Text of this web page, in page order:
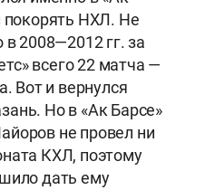
покорять НХЛ. Не
в 2008—2012 гг. за
всего 22 матча —
Вот и вернулся
Но в «Ак Барсе»
не провел ни
КХЛ, поэтому
дать ему